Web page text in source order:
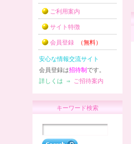
ご利用案内
サイト特徴
会員登録 （無料）
安心な情報交流サイト
会員登録は招待制 です。
詳しくは ⇒ ご招待案内
キーワード検索